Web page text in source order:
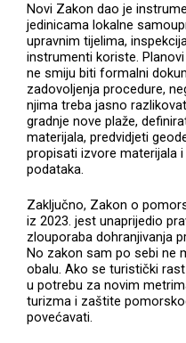
Novi Zakon dao je
jedinicama lokalne
upravnim tijelima,
instrumenti koriste.
ne smiju biti formalni
zadovoljenja procedure,
njima treba jasno
gradnje nove plaže,
materijala, predvidjeti
propisati izvore materijala
podataka.
Zaključno, Zakon o
iz 2023. jest unaprijedio
zlouporaba dohranjivanja
No zakon sam po sebi ne
obalu. Ako se turistički
u potrebu za novim
turizma i zaštite
povećavati.